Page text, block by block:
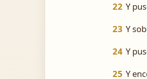
22 Y
23 Y
24 Y
25 Y